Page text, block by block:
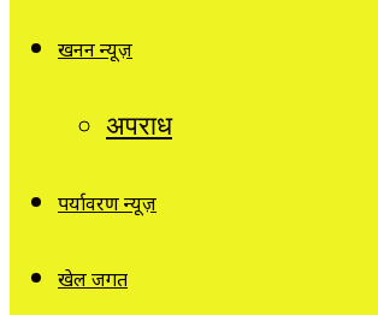
खनन न्यूज़
अपराध
पर्यावरण न्यूज़
खेल जगत